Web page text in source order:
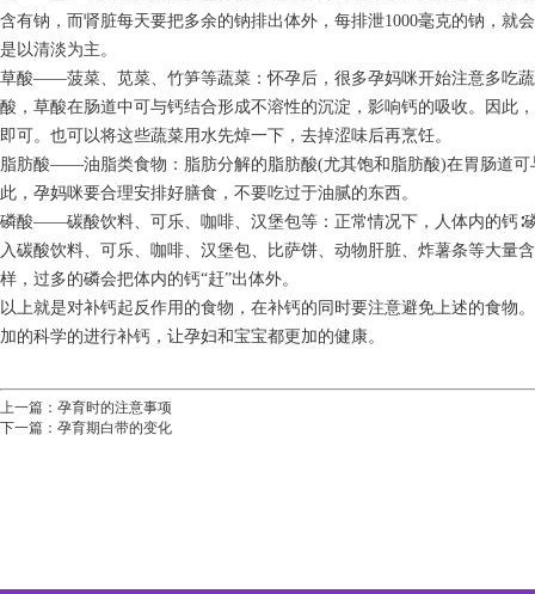
含有钠，而肾脏每天要把多余的钠排出体外，每排泄1000毫克的钠，就
是以清淡为主。
草酸——菠菜、苋菜、竹笋等蔬菜：怀孕后，很多孕妈咪开始注意多吃
酸，草酸在肠道中可与钙结合形成不溶性的沉淀，影响钙的吸收。因此
即可。也可以将这些蔬菜用水先焯一下，去掉涩味后再烹饪。
脂肪酸——油脂类食物：脂肪分解的脂肪酸(尤其饱和脂肪酸)在胃肠道
此，孕妈咪要合理安排好膳食，不要吃过于油腻的东西。
磷酸——碳酸饮料、可乐、咖啡、汉堡包等：正常情况下，人体内的钙∶
入碳酸饮料、可乐、咖啡、汉堡包、比萨饼、动物肝脏、炸薯条等大量
样，过多的磷会把体内的钙“赶”出体外。
以上就是对补钙起反作用的食物，在补钙的同时要注意避免上述的食物
加的科学的进行补钙，让孕妇和宝宝都更加的健康。
上一篇： 孕育时的注意事项
下一篇： 孕育期白带的变化